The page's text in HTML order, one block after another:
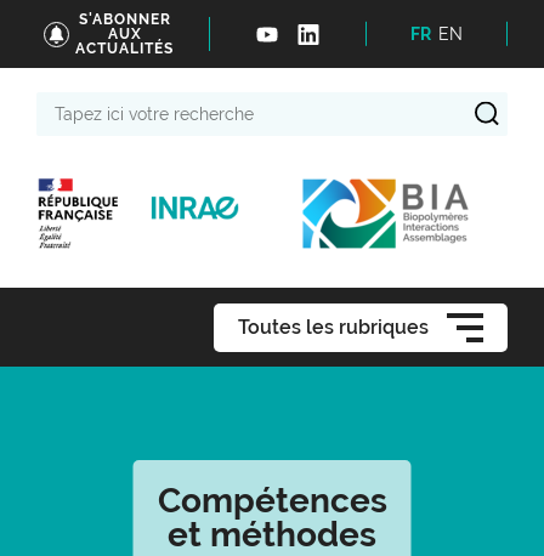
S'ABONNER
AUX
ACTUALITÉS
FR EN
Toutes les rubriques
Compétences
et méthodes